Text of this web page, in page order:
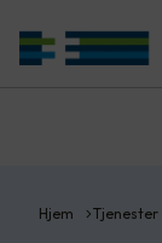
Hjem Tjenester